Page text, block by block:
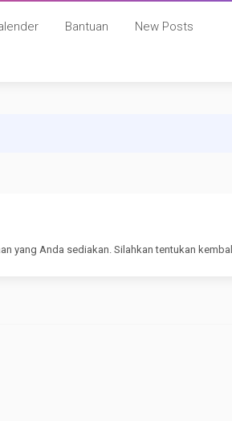
Bantuan New Posts
yang Anda sediakan. Silahkan tentukan